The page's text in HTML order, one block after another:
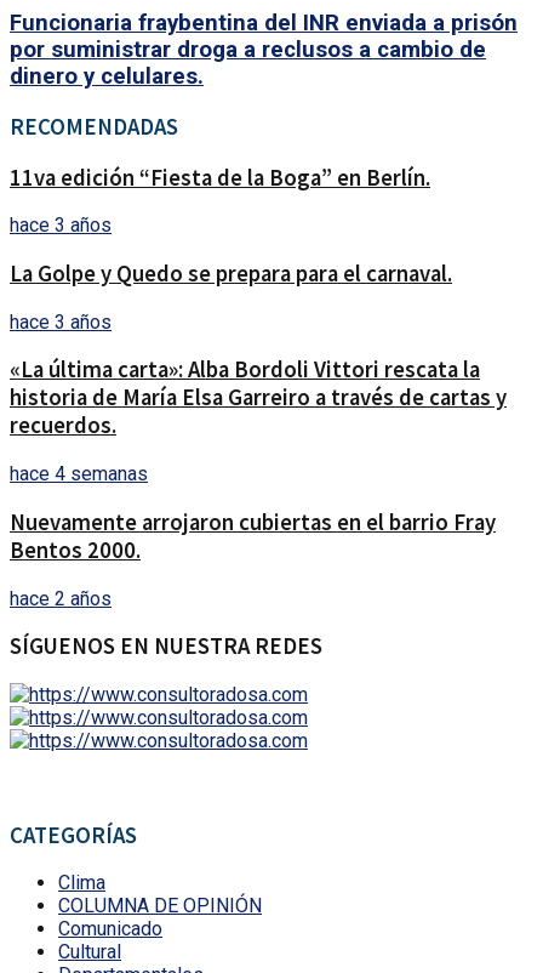
Funcionaria fraybentina del INR enviada a prisón
por suministrar droga a reclusos a cambio de
dinero y celulares.
RECOMENDADAS
11va edición “Fiesta de la Boga” en Berlín.
hace 3 años
La Golpe y Quedo se prepara para el carnaval.
hace 3 años
«La última carta»: Alba Bordoli Vittori rescata la
historia de María Elsa Garreiro a través de cartas y
recuerdos.
hace 4 semanas
Nuevamente arrojaron cubiertas en el barrio Fray
Bentos 2000.
hace 2 años
SÍGUENOS EN NUESTRA REDES
CATEGORÍAS
Clima
COLUMNA DE OPINIÓN
Comunicado
Cultural